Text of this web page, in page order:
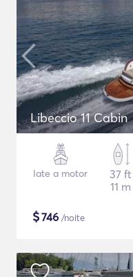
Libeccio 11 Cabin
Iate a motor
37 ft
11 m
$746 /noite